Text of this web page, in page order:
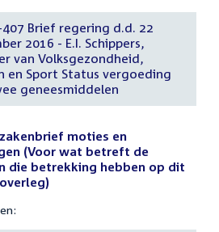
Brief regering d.d. 22
2016 - E.I. Schippers,
van Volksgezondheid,
en Sport Status vergoeding
geneesmiddelen
moties en
(Voor wat betreft de
die betrekking hebben op dit